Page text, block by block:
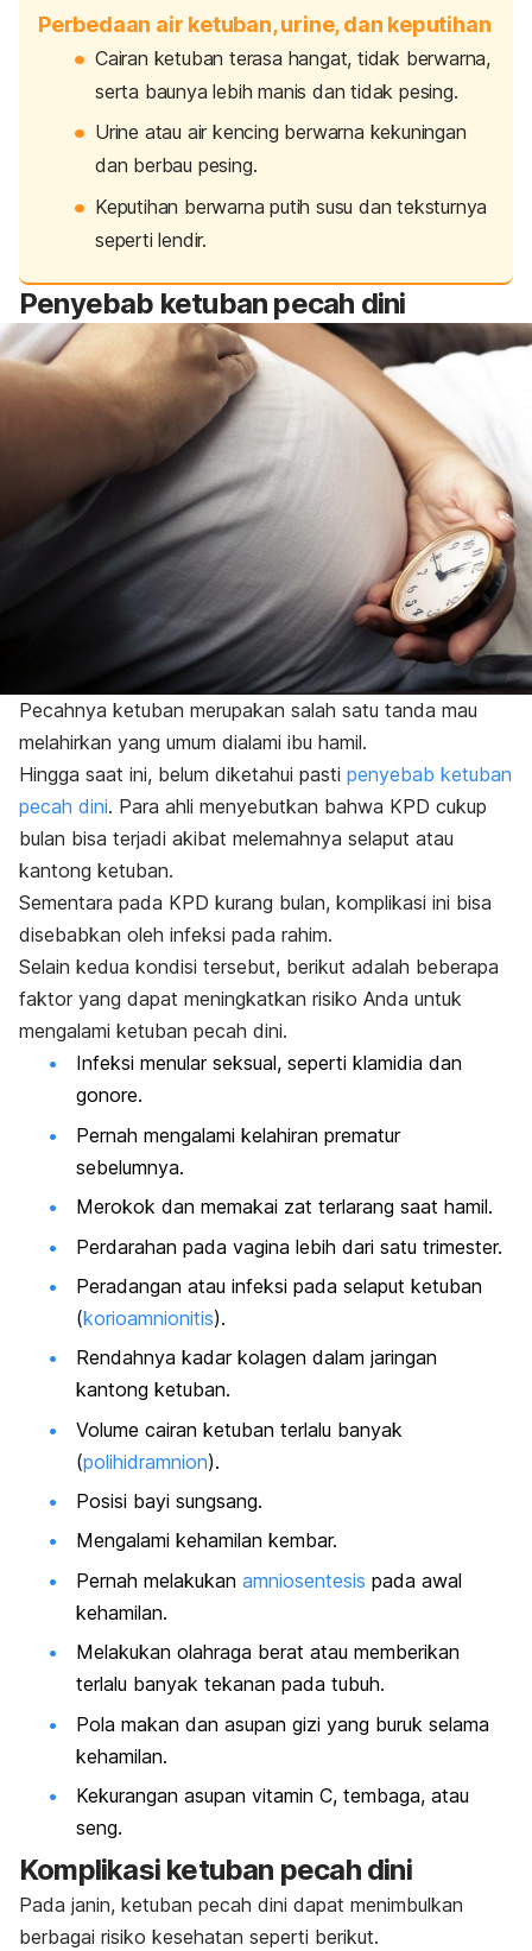
Perbedaan air ketuban, urine, dan keputihan
Cairan ketuban terasa hangat, tidak berwarna,
serta baunya lebih manis dan tidak pesing.
Urine atau air kencing berwarna kekuningan
dan berbau pesing.
Keputihan berwarna putih susu dan teksturnya
seperti lendir.
Penyebab ketuban pecah dini
Pecahnya ketuban merupakan salah satu tanda mau
melahirkan yang umum dialami ibu hamil.
Hingga saat ini, belum diketahui pasti penyebab ketuban
pecah dini. Para ahli menyebutkan bahwa KPD cukup
bulan bisa terjadi akibat melemahnya selaput atau
kantong ketuban.
Sementara pada KPD kurang bulan, komplikasi ini bisa
disebabkan oleh infeksi pada rahim.
Selain kedua kondisi tersebut, berikut adalah beberapa
faktor yang dapat meningkatkan risiko Anda untuk
mengalami ketuban pecah dini.
Infeksi menular seksual, seperti klamidia dan
gonore.
Pernah mengalami kelahiran prematur
sebelumnya.
Merokok dan memakai zat terlarang saat hamil.
Perdarahan pada vagina lebih dari satu trimester.
Peradangan atau infeksi pada selaput ketuban
(korioamnionitis).
Rendahnya kadar kolagen dalam jaringan
kantong ketuban.
Volume cairan ketuban terlalu banyak
(polihidramnion).
Posisi bayi sungsang.
Mengalami kehamilan kembar.
Pernah melakukan amniosentesis pada awal
kehamilan.
Melakukan olahraga berat atau memberikan
terlalu banyak tekanan pada tubuh.
Pola makan dan asupan gizi yang buruk selama
kehamilan.
Kekurangan asupan vitamin C, tembaga, atau
seng.
Komplikasi ketuban pecah dini
Pada janin, ketuban pecah dini dapat menimbulkan
berbagai risiko kesehatan seperti berikut.